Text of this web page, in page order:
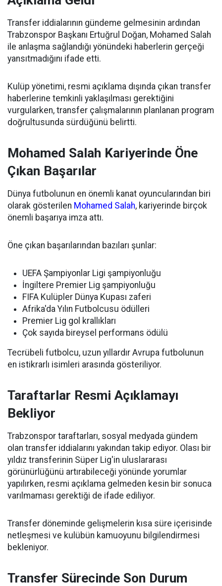
Transfer iddialarının gündeme gelmesinin ardından
Trabzonspor Başkanı Ertuğrul Doğan, Mohamed Salah
ile anlaşma sağlandığı yönündeki haberlerin gerçeği
yansıtmadığını ifade etti.
Kulüp yönetimi, resmi açıklama dışında çıkan transfer
haberlerine temkinli yaklaşılması gerektiğini
vurgularken, transfer çalışmalarının planlanan program
doğrultusunda sürdüğünü belirtti.
Mohamed Salah Kariyerinde Öne
Çıkan Başarılar
Dünya futbolunun en önemli kanat oyuncularından biri
olarak gösterilen Mohamed Salah, kariyerinde birçok
önemli başarıya imza attı.
Öne çıkan başarılarından bazıları şunlar:
UEFA Şampiyonlar Ligi şampiyonluğu
İngiltere Premier Lig şampiyonluğu
FIFA Kulüpler Dünya Kupası zaferi
Afrika'da Yılın Futbolcusu ödülleri
Premier Lig gol krallıkları
Çok sayıda bireysel performans ödülü
Tecrübeli futbolcu, uzun yıllardır Avrupa futbolunun
en istikrarlı isimleri arasında gösteriliyor.
Taraftarlar Resmi Açıklamayı
Bekliyor
Trabzonspor taraftarları, sosyal medyada gündem
olan transfer iddialarını yakından takip ediyor. Olası bir
yıldız transferinin Süper Lig'in uluslararası
görünürlüğünü artırabileceği yönünde yorumlar
yapılırken, resmi açıklama gelmeden kesin bir sonuca
varılmaması gerektiği de ifade ediliyor.
Transfer döneminde gelişmelerin kısa süre içerisinde
netleşmesi ve kulübün kamuoyunu bilgilendirmesi
bekleniyor.
Transfer Sürecinde Son Durum